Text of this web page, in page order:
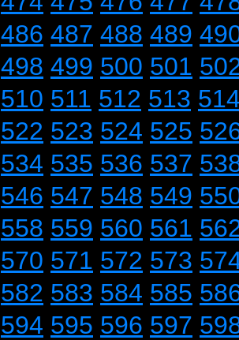
486 487 488 489
498 499 500 501
510 511 512 513
522 523 524 525
534 535 536 537
546 547 548 549
558 559 560 561
570 571 572 573
582 583 584 585
594 595 596 597